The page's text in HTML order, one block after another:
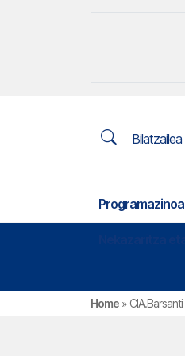
Bilatzailea
Programazinoa
Home » CIA.Barsanti